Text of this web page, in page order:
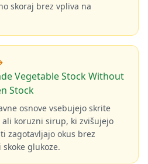
skoraj brez vpliva na
Vegetable Stock Without
Stock
osnove vsebujejo skrite
koruzni sirup, ki zvišujejo
zagotavljajo okus brez
glukoze.